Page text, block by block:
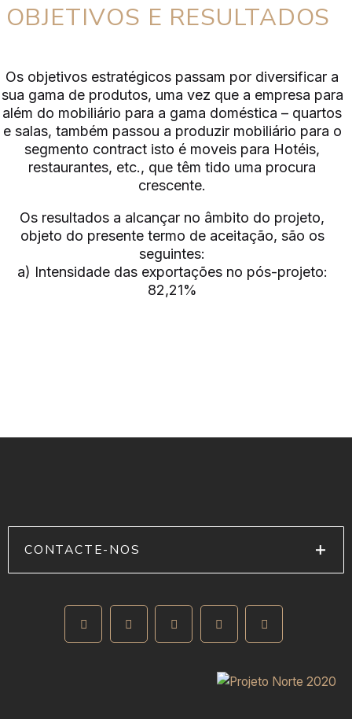
OBJETIVOS E RESULTADOS
Os objetivos estratégicos passam por diversificar a
sua gama de produtos, uma vez que a empresa para
além do mobiliário para a gama doméstica – quartos
e salas, também passou a produzir mobiliário para o
segmento contract isto é moveis para Hotéis,
restaurantes, etc., que têm tido uma procura
crescente.
Os resultados a alcançar no âmbito do projeto,
objeto do presente termo de aceitação, são os
seguintes:
a) Intensidade das exportações no pós-projeto:
82,21%
CONTACTE-NOS
geral@farimovel.pt